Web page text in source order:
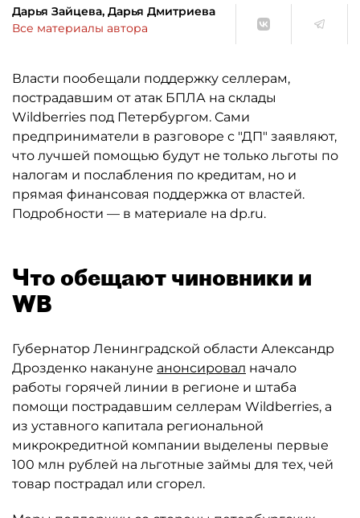
Дарья Зайцева, Дарья Дмитриева
Все материалы автора
Власти пообещали поддержку селлерам,
пострадавшим от атак БПЛА на склады
Wildberries под Петербургом. Сами
предприниматели в разговоре с "ДП" заявляют,
что лучшей помощью будут не только льготы по
налогам и послабления по кредитам, но и
прямая финансовая поддержка от властей.
Подробности — в материале на dp.ru.
Что обещают чиновники и
WB
Губернатор Ленинградской области Александр
Дрозденко накануне анонсировал начало
работы горячей линии в регионе и штаба
помощи пострадавшим селлерам Wildberries, а
из уставного капитала региональной
микрокредитной компании выделены первые
100 млн рублей на льготные займы для тех, чей
товар пострадал или сгорел.